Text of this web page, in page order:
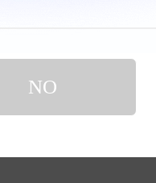
NO